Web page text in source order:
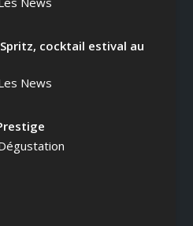
cocktail estival au
News